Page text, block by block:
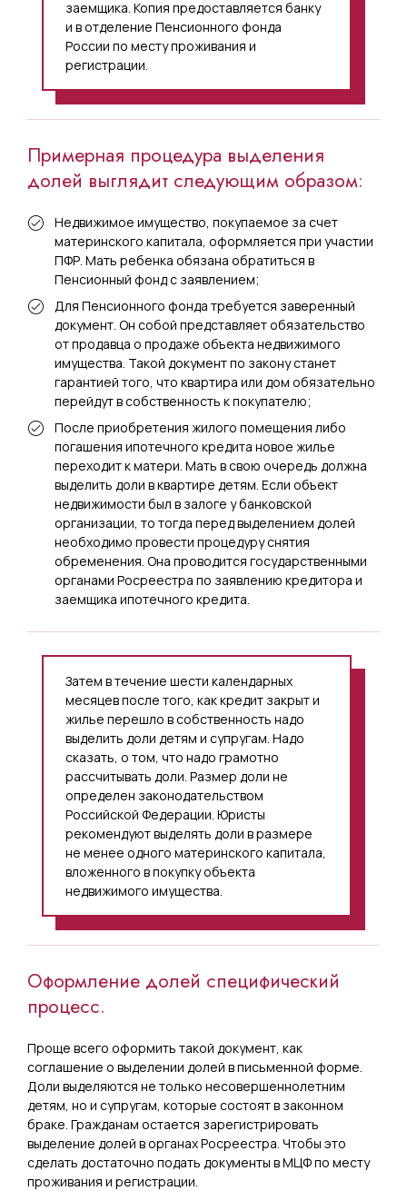
заемщика. Копия предоставляется банку
и в отделение Пенсионного фонда
России по месту проживания и
регистрации.
Примерная процедура выделения
долей выглядит следующим образом:
Недвижимое имущество, покупаемое за счет
материнского капитала, оформляется при участии
ПФР. Мать ребенка обязана обратиться в
Пенсионный фонд с заявлением;
Для Пенсионного фонда требуется заверенный
документ. Он собой представляет обязательство
от продавца о продаже объекта недвижимого
имущества. Такой документ по закону станет
гарантией того, что квартира или дом обязательно
перейдут в собственность к покупателю;
После приобретения жилого помещения либо
погашения ипотечного кредита новое жилье
переходит к матери. Мать в свою очередь должна
выделить доли в квартире детям. Если объект
недвижимости был в залоге у банковской
организации, то тогда перед выделением долей
необходимо провести процедуру снятия
обременения. Она проводится государственными
органами Росреестра по заявлению кредитора и
заемщика ипотечного кредита.
Затем в течение шести календарных
месяцев после того, как кредит закрыт и
жилье перешло в собственность надо
выделить доли детям и супругам. Надо
сказать, о том, что надо грамотно
рассчитывать доли. Размер доли не
определен законодательством
Российской Федерации. Юристы
рекомендуют выделять доли в размере
не менее одного материнского капитала,
вложенного в покупку объекта
недвижимого имущества.
Оформление долей специфический
процесс.
Проще всего оформить такой документ, как
соглашение о выделении долей в письменной форме.
Доли выделяются не только несовершеннолетним
детям, но и супругам, которые состоят в законном
браке. Гражданам остается зарегистрировать
выделение долей в органах Росреестра. Чтобы это
сделать достаточно подать документы в МЦФ по месту
проживания и регистрации.